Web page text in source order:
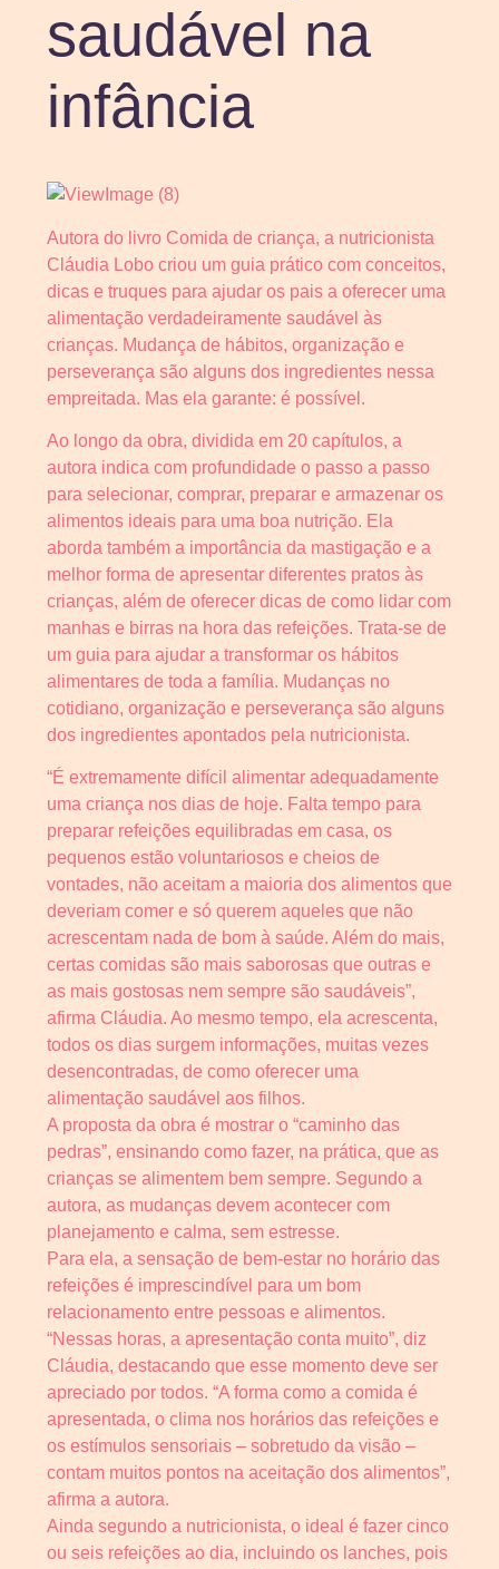
saudável na
infância
Autora do livro Comida de criança, a nutricionista
Cláudia Lobo criou um guia prático com conceitos,
dicas e truques para ajudar os pais a oferecer uma
alimentação verdadeiramente saudável às
crianças. Mudança de hábitos, organização e
perseverança são alguns dos ingredientes nessa
empreitada. Mas ela garante: é possível.
Ao longo da obra, dividida em 20 capítulos, a
autora indica com profundidade o passo a passo
para selecionar, comprar, preparar e armazenar os
alimentos ideais para uma boa nutrição. Ela
aborda também a importância da mastigação e a
melhor forma de apresentar diferentes pratos às
crianças, além de oferecer dicas de como lidar com
manhas e birras na hora das refeições. Trata-se de
um guia para ajudar a transformar os hábitos
alimentares de toda a família. Mudanças no
cotidiano, organização e perseverança são alguns
dos ingredientes apontados pela nutricionista.
“É extremamente difícil alimentar adequadamente
uma criança nos dias de hoje. Falta tempo para
preparar refeições equilibradas em casa, os
pequenos estão voluntariosos e cheios de
vontades, não aceitam a maioria dos alimentos que
deveriam comer e só querem aqueles que não
acrescentam nada de bom à saúde. Além do mais,
certas comidas são mais saborosas que outras e
as mais gostosas nem sempre são saudáveis”,
afirma Cláudia. Ao mesmo tempo, ela acrescenta,
todos os dias surgem informações, muitas vezes
desencontradas, de como oferecer uma
alimentação saudável aos filhos.
A proposta da obra é mostrar o “caminho das
pedras”, ensinando como fazer, na prática, que as
crianças se alimentem bem sempre. Segundo a
autora, as mudanças devem acontecer com
planejamento e calma, sem estresse.
Para ela, a sensação de bem-estar no horário das
refeições é imprescindível para um bom
relacionamento entre pessoas e alimentos.
“Nessas horas, a apresentação conta muito”, diz
Cláudia, destacando que esse momento deve ser
apreciado por todos. “A forma como a comida é
apresentada, o clima nos horários das refeições e
os estímulos sensoriais – sobretudo da visão –
contam muitos pontos na aceitação dos alimentos”,
afirma a autora.
Ainda segundo a nutricionista, o ideal é fazer cinco
ou seis refeições ao dia, incluindo os lanches, pois